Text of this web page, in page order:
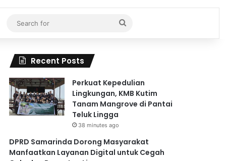
Search
for
Recent Posts
Perkuat Kepedulian
Lingkungan, KMB Kutim
Tanam Mangrove di Pantai
Teluk Lingga
38 minutes ago
DPRD Samarinda Dorong Masyarakat
Manfaatkan Layanan Digital untuk Cegah